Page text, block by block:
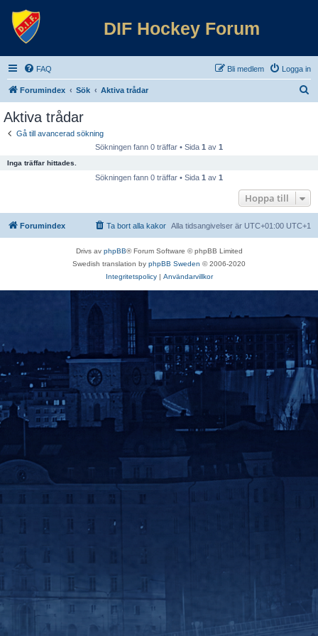
DIF Hockey Forum
FAQ Logga in
Bli medlem
Forumindex Sök Aktiva trådar
Aktiva trådar
Gå till avancerad sökning
Sökningen fann 0 träffar • Sida 1 av 1
Inga träffar hittades.
Sökningen fann 0 träffar • Sida 1 av 1
Hoppa till
Forumindex Alla tidsangivelser är UTC+01:00 UTC+1
Ta bort alla kakor
Drivs av phpBB® Forum Software © phpBB Limited
Swedish translation by phpBB Sweden © 2006-2020
Integritetspolicy| Användarvillkor